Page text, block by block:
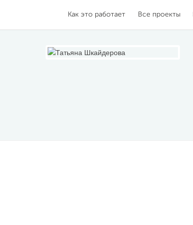
Как это работает Все проекты